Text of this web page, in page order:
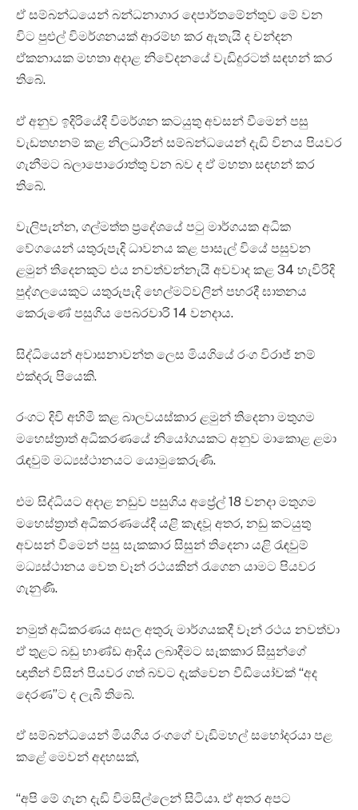
ඒ සම්බන්ධයෙන් බන්ධනාගාර දෙපාර්තමේන්තුව මේ වන
විට පුළුල් විමර්ශනයක් ආරම්භ කර ඇතැයි ද චන්දන
ඒකනායක මහතා අදාළ නිවේදනයේ වැඩිදුරටත් සඳහන් කර
තිබේ.
ඒ අනුව ඉදිරියේදී විමර්ශන කටයුතු අවසන් වීමෙන් පසු
වැඩතහනම් කළ නිලධාරීන් සම්බන්ධයෙන් දැඩි විනය පියවර
ගැනීමට බලාපොරොත්තු වන බව ද ඒ මහතා සඳහන් කර
තිබේ.
වැලිපැන්න, ගල්මත්ත ප්‍රදේශයේ පටු මාර්ගයක අධික
වේගයෙන් යතුරුපැදි ධාවනය කළ පාසැල් වියේ පසුවන
ළමුන් තිදෙනකුට එය නවත්වන්නැයි අවවාද කළ 34 හැවිරිදි
පුද්ගලයෙකුට යතුරුපැදි හෙල්මට්වලින් පහරදී ඝාතනය
කෙරුණේ පසුගිය පෙබරවාරි 14 වනදාය.
සිද්ධියෙන් අවාසනාවන්ත ලෙස මියගියේ රංග විරාජ් නම්
එක්දරු පියෙකි.
රංගට දිවි අහිමි කළ බාලවයස්කාර ළමුන් තිදෙනා මතුගම
මහෙස්ත්‍රාත් අධිකරණයේ නියෝගයකට අනුව මාකොළ ළමා
රැඳවුම් මධ්‍යස්ථානයට යොමුකෙරුණි.
එම සිද්ධියට අදාළ නඩුව පසුගිය අප්‍රේල් 18 වනදා මතුගම
මහෙස්ත්‍රාත් අධිකරණයේදී යළි කැඳවූ අතර, නඩු කටයුතු
අවසන් වීමෙන් පසු සැකකාර සිසුන් තිදෙනා යළි රැඳවුම්
මධ්‍යස්ථානය වෙත වෑන් රථයකින් රැගෙන යාමට පියවර
ගැනුණි.
නමුත් අධිකරණය අසල අතුරු මාර්ගයකදී වෑන් රථය නවත්වා
ඒ තුළට බඩු භාණ්ඩ ආදිය ලබාදීමට සැකකාර සිසුන්ගේ
ඥාතීන් විසින් පියවර ගත් බවට දැක්වෙන වීඩීයෝවක් “අද
දෙරණ”ට ද ලැබී තිබේ.
ඒ සම්බන්ධයෙන් මියගිය රංගගේ වැඩිමහල් සහෝදරයා පළ
කළේ මෙවන් අදහසක්,
“අපි මේ ගැන දැඩි විමසිල්ලෙන් සිටියා. ඒ අතර අපට